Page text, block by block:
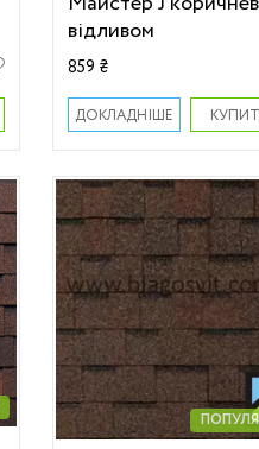
відливом
859 ₴
ДОКЛАДНІШЕ